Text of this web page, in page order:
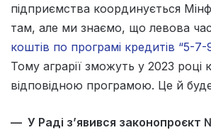
підприємства координується
там, але ми знаємо, що левова
коштів по програмі кредитів “5-7-
Тому аграрії зможуть у 2023 році
відповідною програмою. Це й
— У Раді з’явився